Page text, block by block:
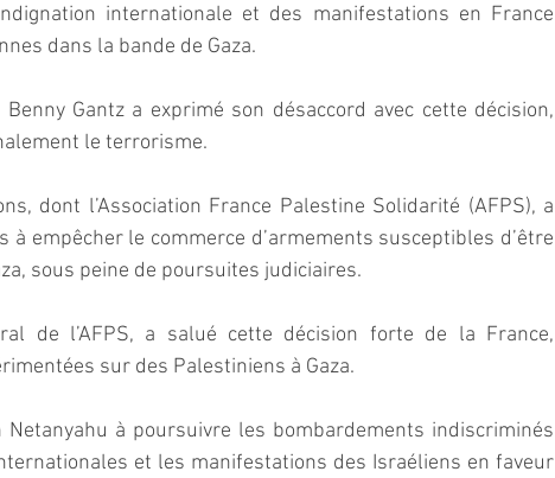
internationale et des manifestations en France
dans la bande de Gaza.
Gantz a exprimé son désaccord avec cette décision,
le terrorisme.
dont l’Association France Palestine Solidarité (AFPS), a
à empêcher le commerce d’armements susceptibles d’être
sous peine de poursuites judiciaires.
de l’AFPS, a salué cette décision forte de la France,
sur des Palestiniens à Gaza.
Netanyahu à poursuivre les bombardements indiscriminés
et les manifestations des Israéliens en faveur